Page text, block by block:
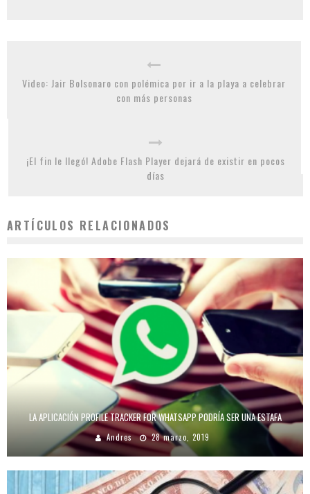
Video: Jair Bolsonaro con polémica por ir a la playa a celebrar
con más personas
¡El fin le llegó! Adobe Flash Player dejará de existir en pocos
días
ARTÍCULOS RELACIONADOS
LA APLICACIÓN PROFILE TRACKER FOR WHATSAPP PODRÍA SER UNA ESTAFA
Andres 28 marzo, 2019